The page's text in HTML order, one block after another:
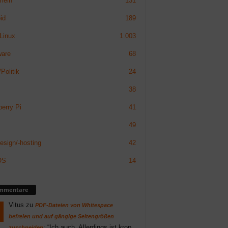
189
1.003
68
24
38
Pi 41
49
hosting 42
14
Vitus zu PDF-Dateien von Whitespace
befreien und auf gängige Seitengrößen